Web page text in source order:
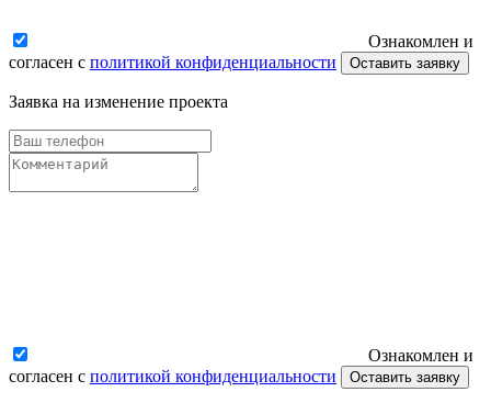
Ознакомлен и
согласен с политикой конфиденциальности Оставить заявку
Заявка на изменение проекта
Ознакомлен и
согласен с политикой конфиденциальности Оставить заявку